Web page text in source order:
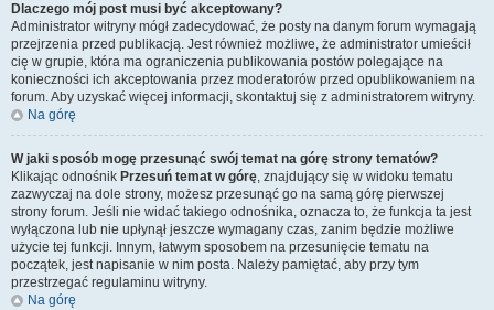
Dlaczego mój post musi być akceptowany?
Administrator witryny mógł zadecydować, że posty na danym forum wymagają
przejrzenia przed publikacją. Jest również możliwe, że administrator umieścił
cię w grupie, która ma ograniczenia publikowania postów polegające na
konieczności ich akceptowania przez moderatorów przed opublikowaniem na
forum. Aby uzyskać więcej informacji, skontaktuj się z administratorem witryny.
Na górę
W jaki sposób mogę przesunąć swój temat na górę strony tematów?
Klikając odnośnik Przesuń temat w górę, znajdujący się w widoku tematu
zazwyczaj na dole strony, możesz przesunąć go na samą górę pierwszej
strony forum. Jeśli nie widać takiego odnośnika, oznacza to, że funkcja ta jest
wyłączona lub nie upłynął jeszcze wymagany czas, zanim będzie możliwe
użycie tej funkcji. Innym, łatwym sposobem na przesunięcie tematu na
początek, jest napisanie w nim posta. Należy pamiętać, aby przy tym
przestrzegać regulaminu witryny.
Na górę